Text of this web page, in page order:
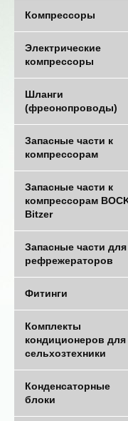
Компрессоры
Электрические
компрессоры
Шланги
(фреонопроводы)
Запасные части к
компрессорам
Запасные части к
компрессорам
Bitzer
Запасные части для
рефрежераторов
Фитинги
Комплекты
кондиционеров для
сельхозтехники
Конденсаторные
блоки